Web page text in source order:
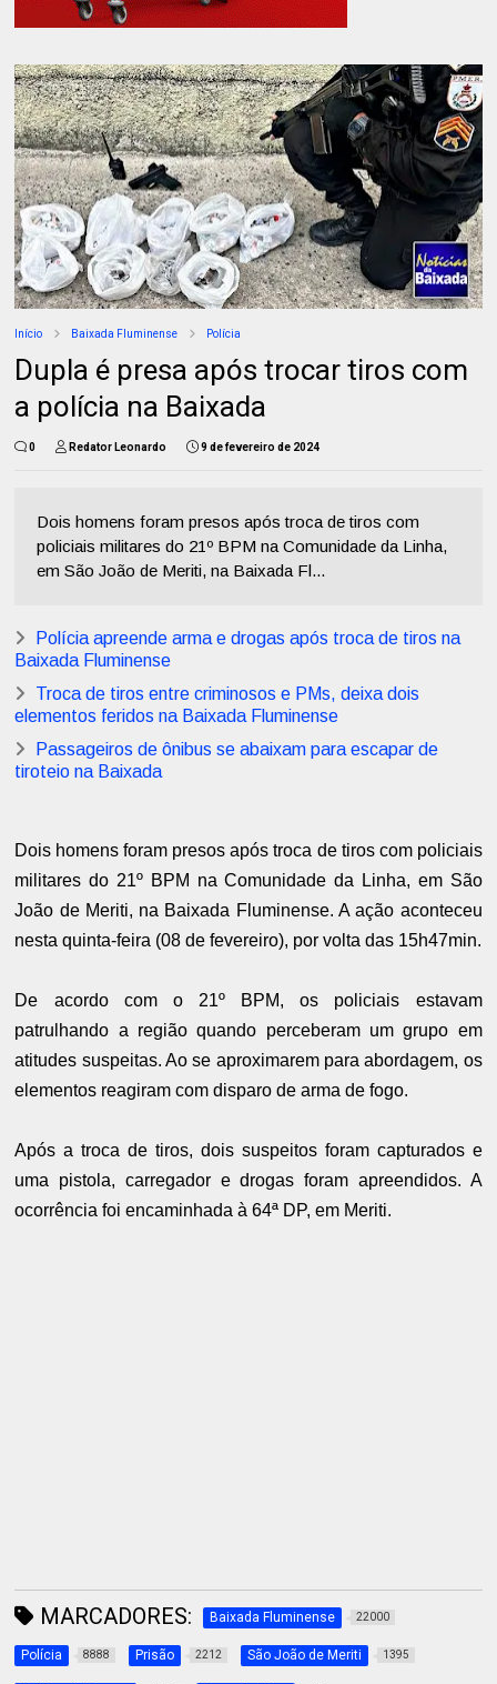
Início Baixada Fluminense Polícia
Dupla é presa após trocar tiros com
a polícia na Baixada
0 Redator Leonardo 9 de fevereiro de 2024
Dois homens foram presos após troca de tiros com
policiais militares do 21º BPM na Comunidade da Linha,
em São João de Meriti, na Baixada Fl...
Polícia apreende arma e drogas após troca de tiros na
Baixada Fluminense
Troca de tiros entre criminosos e PMs, deixa dois
elementos feridos na Baixada Fluminense
Passageiros de ônibus se abaixam para escapar de
tiroteio na Baixada
Dois homens foram presos após troca de tiros com policiais
militares do 21º BPM na Comunidade da Linha, em São
João de Meriti, na Baixada Fluminense. A ação aconteceu
nesta quinta-feira (08 de fevereiro), por volta das 15h47min.
De acordo com o 21º BPM, os policiais estavam
patrulhando a região quando perceberam um grupo em
atitudes suspeitas. Ao se aproximarem para abordagem, os
elementos reagiram com disparo de arma de fogo.
Após a troca de tiros, dois suspeitos foram capturados e
uma pistola, carregador e drogas foram apreendidos. A
ocorrência foi encaminhada à 64ª DP, em Meriti.
MARCADORES: Baixada Fluminense 22000
Polícia 8888 Prisão 2212 São João de Meriti 1395